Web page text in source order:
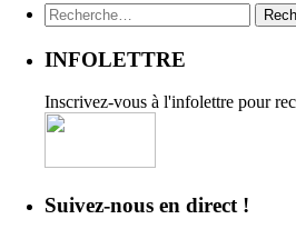
Rechercher :
INFOLETTRE
Inscrivez-vous à l'infolettre pour
Suivez-nous en direct !